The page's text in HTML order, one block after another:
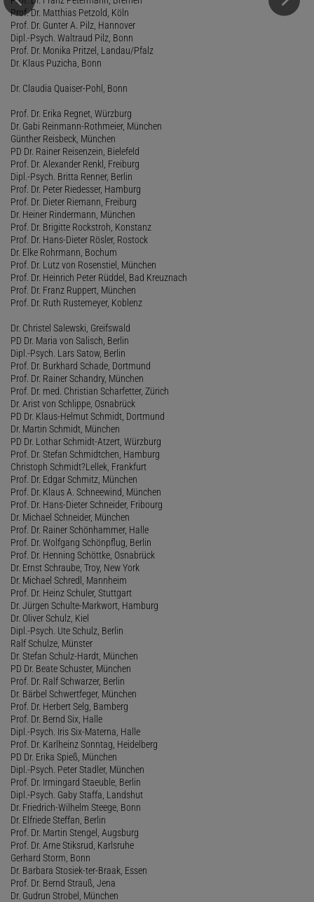
Prof. Dr. Matthias Petzold, Köln
Prof. Dr. Gunter A. Pilz, Hannover
Dipl.-Psych. Waltraud Pilz, Bonn
Prof. Dr. Monika Pritzel, Landau/Pfalz
Dr. Klaus Puzicha, Bonn
Dr. Claudia Quaiser-Pohl, Bonn
Prof. Dr. Erika Regnet, Würzburg
Dr. Gabi Reinmann-Rothmeier, München
Günther Reisbeck, München
PD Dr. Rainer Reisenzein, Bielefeld
Prof. Dr. Alexander Renkl, Freiburg
Dipl.-Psych. Britta Renner, Berlin
Prof. Dr. Peter Riedesser, Hamburg
Prof. Dr. Dieter Riemann, Freiburg
Dr. Heiner Rindermann, München
Prof. Dr. Brigitte Rockstroh, Konstanz
Prof. Dr. Hans-Dieter Rösler, Rostock
Dr. Elke Rohrmann, Bochum
Prof. Dr. Lutz von Rosenstiel, München
Prof. Dr. Heinrich Peter Rüddel, Bad Kreuznach
Prof. Dr. Franz Ruppert, München
Prof. Dr. Ruth Rustemeyer, Koblenz
Dr. Christel Salewski, Greifswald
PD Dr. Maria von Salisch, Berlin
Dipl.-Psych. Lars Satow, Berlin
Prof. Dr. Burkhard Schade, Dortmund
Prof. Dr. Rainer Schandry, München
Prof. Dr. med. Christian Scharfetter, Zürich
Dr. Arist von Schlippe, Osnabrück
PD Dr. Klaus-Helmut Schmidt, Dortmund
Dr. Martin Schmidt, München
PD Dr. Lothar Schmidt-Atzert, Würzburg
Prof. Dr. Stefan Schmidtchen, Hamburg
Christoph Schmidt?Lellek, Frankfurt
Prof. Dr. Edgar Schmitz, München
Prof. Dr. Klaus A. Schneewind, München
Prof. Dr. Hans-Dieter Schneider, Fribourg
Dr. Michael Schneider, München
Prof. Dr. Rainer Schönhammer, Halle
Prof. Dr. Wolfgang Schönpflug, Berlin
Prof. Dr. Henning Schöttke, Osnabrück
Dr. Ernst Schraube, Troy, New York
Dr. Michael Schredl, Mannheim
Prof. Dr. Heinz Schuler, Stuttgart
Dr. Jürgen Schulte-Markwort, Hamburg
Dr. Oliver Schulz, Kiel
Dipl.-Psych. Ute Schulz, Berlin
Ralf Schulze, Münster
Dr. Stefan Schulz-Hardt, München
PD Dr. Beate Schuster, München
Prof. Dr. Ralf Schwarzer, Berlin
Dr. Bärbel Schwertfeger, München
Prof. Dr. Herbert Selg, Bamberg
Prof. Dr. Bernd Six, Halle
Dipl.-Psych. Iris Six-Materna, Halle
Prof. Dr. Karlheinz Sonntag, Heidelberg
PD Dr. Erika Spieß, München
Dipl.-Psych. Peter Stadler, München
Prof. Dr. Irmingard Staeuble, Berlin
Dipl.-Psych. Gaby Staffa, Landshut
Dr. Friedrich-Wilhelm Steege, Bonn
Dr. Elfriede Steffan, Berlin
Prof. Dr. Martin Stengel, Augsburg
Prof. Dr. Arne Stiksrud, Karlsruhe
Gerhard Storm, Bonn
Dr. Barbara Stosiek-ter-Braak, Essen
Prof. Dr. Bernd Strauß, Jena
Dr. Gudrun Strobel, München